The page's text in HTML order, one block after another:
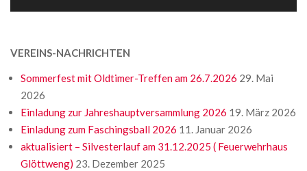
VEREINS-NACHRICHTEN
Sommerfest mit Oldtimer-Treffen am 26.7.2026 29. Mai
2026
Einladung zur Jahreshauptversammlung 2026 19. März 2026
Einladung zum Faschingsball 2026 11. Januar 2026
aktualisiert – Silvesterlauf am 31.12.2025 ( Feuerwehrhaus
Glöttweng) 23. Dezember 2025